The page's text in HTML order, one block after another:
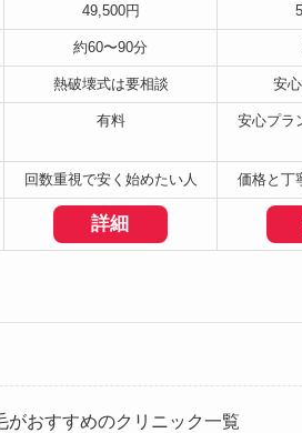
49,500円
約60〜90分
熱破壊式は要相談 安
有料 安心プラ
回数重視で安く始めたい人 価格と丁
詳細
がおすすめのクリニック一覧